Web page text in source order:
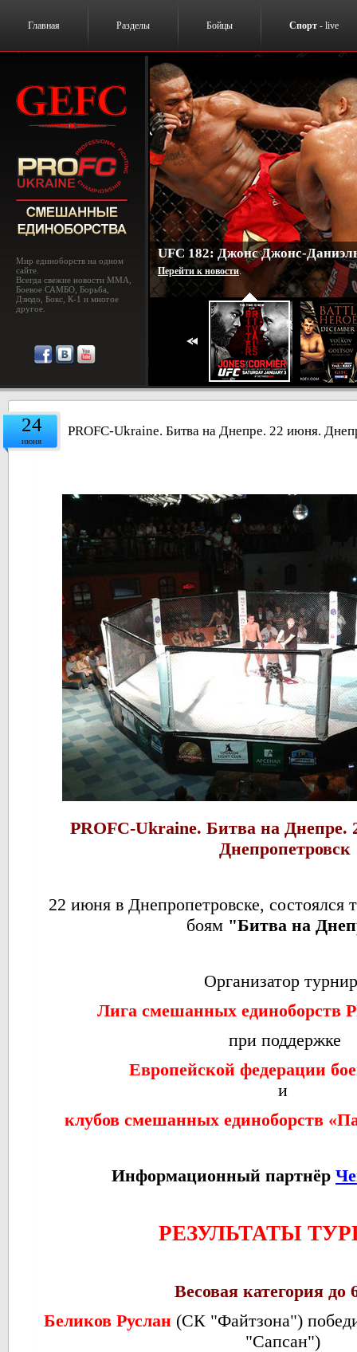
Главная Разделы Бойцы Спорт - live
Мир единоборств на одном
сайте.
Всегда свежие новости MMA,
Боевое САМБО, Борьба,
Дзюдо, Бокс, К-1 и многое
другое.
UFC 182: Джонс Джонс-
Перейти к новости.
24
июня
PROFC-Ukraine. Битва на Днепре. 22 июня.
PROFC-Ukraine. Битва на Днепре.
Днепропетровск
22 июня в Днепропетровске,
боям "Битва на
Организатор
Лига смешанных единоборств
при поддержке
Европейской федерации
и
клубов смешанных единоборств
Информационный партнёр
РЕЗУЛЬТАТЫ
Весовая категория до
Беликов Руслан (СК "Файтзона")
"Сапсан")